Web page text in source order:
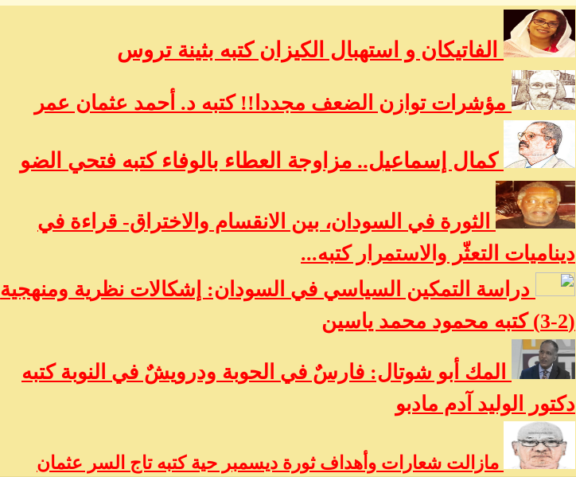
الفاتيكان و استهبال الكيزان كتبه بثينة تروس
مؤشرات توازن الضعف مجددا!! كتبه د. أحمد عثمان عمر
كمال إسماعيل.. مزاوجة العطاء بالوفاء كتبه فتحي الضو
الثورة في السودان، بين الانقسام والاختراق- قراءة في
ديناميات التعثّر والاستمرار كتبه...
دراسة التمكين السياسي في السودان: إشكالات نظرية ومنهجية
(2-3) كتبه محمود محمد ياسين
المك أبو شوتال: فارسٌ في الحوبة ودرويشٌ في النوبة كتبه
دكتور الوليد آدم مادبو
مازالت شعارات وأهداف ثورة ديسمبر حية كتبه تاج السر عثمان